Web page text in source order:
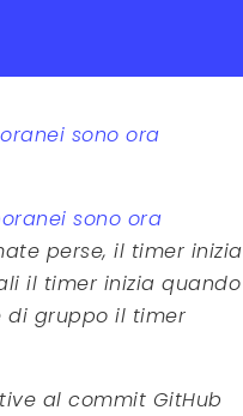
sono ora
sono ora
perse, il timer inizia
il timer inizia quando
gruppo il timer
al commit GitHub